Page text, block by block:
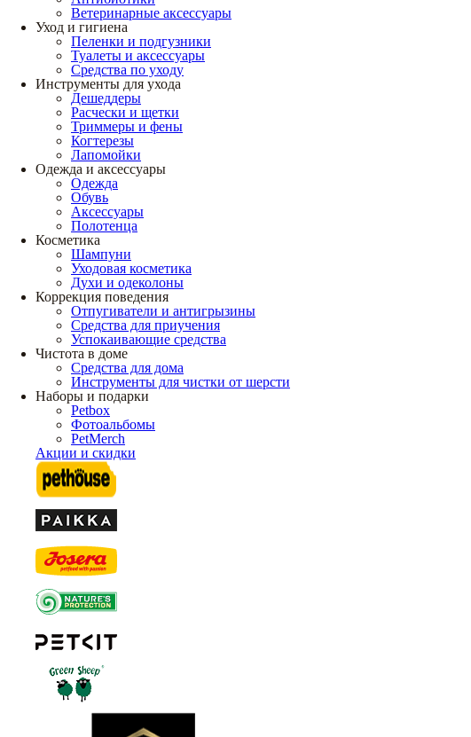
Ветеринарные аксессуары
Уход и гигиена
Пеленки и подгузники
Туалеты и аксессуары
Средства по уходу
Инструменты для ухода
Дешеддеры
Расчески и щетки
Триммеры и фены
Когтерезы
Лапомойки
Одежда и аксессуары
Одежда
Обувь
Аксессуары
Полотенца
Косметика
Шампуни
Уходовая косметика
Духи и одеколоны
Коррекция поведения
Отпугиватели и антигрызины
Средства для приучения
Успокаивающие средства
Чистота в доме
Средства для дома
Инструменты для чистки от шерсти
Наборы и подарки
Petbox
Фотоальбомы
PetMerch
Акции и скидки